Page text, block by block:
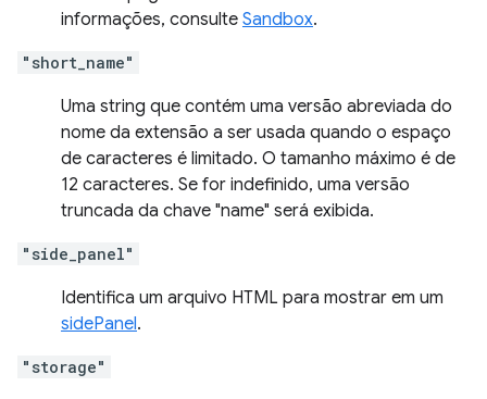
informações, consulte Sandbox.
"short_name"
Uma string que contém uma versão abreviada do
nome da extensão a ser usada quando o espaço
de caracteres é limitado. O tamanho máximo é de
12 caracteres. Se for indefinido, uma versão
truncada da chave "name" será exibida.
"side_panel"
Identifica um arquivo HTML para mostrar em um
sidePanel.
"storage"